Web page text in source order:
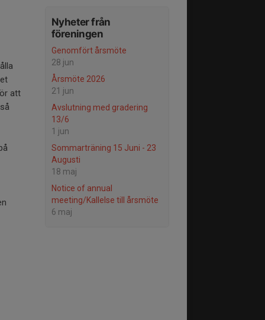
Nyheter från
föreningen
Genomfört årsmöte
28 jun
Årsmöte 2026
21 jun
Avslutning med gradering
13/6
1 jun
Sommarträning 15 Juni - 23
Augusti
18 maj
Notice of annual
meeting/Kallelse till årsmöte
6 maj
att